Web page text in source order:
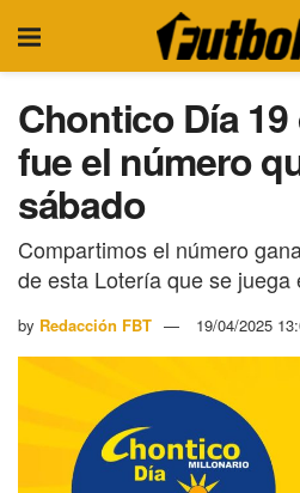
Chontico Día
fue el número
sábado
Compartimos el número
de esta Lotería que se juega
by Redacción FBT 19/04/2025